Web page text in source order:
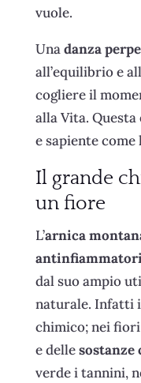
vuole.
Unadanza
all’equilibrio e
cogliere il
alla Vita.
e sapiente come
Il grande
un fiore
L’arnica
dal suo ampio
naturale. Infatti
chimico; nei
e delle
verde i tannini,